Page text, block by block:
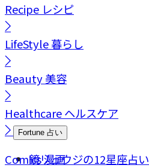
Recipe レシピ
LifeStyle暮らし
Beauty美容
Healthcareヘルスケア
Fortune 占い
鏡リュウジの12星座占い
Comics漫画